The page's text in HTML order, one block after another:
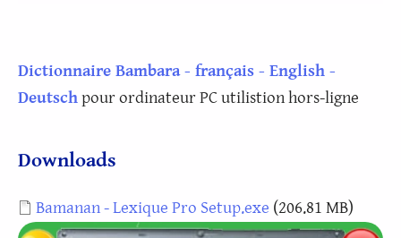
Dictionnaire Bambara - français - English -
Deutschpour ordinateur PC utilistion hors-ligne
Downloads
Document
Bamanan - Lexique Pro Setup.exe (206.81 MB)